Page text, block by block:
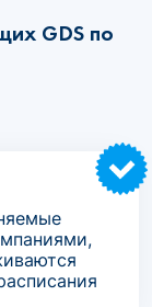
GDS по